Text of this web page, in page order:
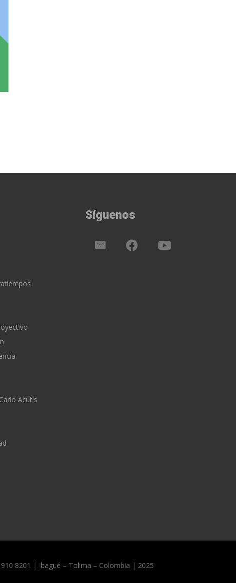
Acutis
Síguenos
8201 | Ibagué – Tolima – Colombia | 2025